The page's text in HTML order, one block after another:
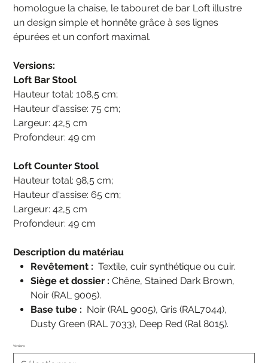
homologue la chaise, le tabouret de bar Loft illustre
un design simple et honnête grâce à ses lignes
épurées et un confort maximal.
Versions:
Loft Bar Stool
Hauteur total: 108,5 cm;
Hauteur d'assise: 75 cm;
Largeur: 42,5 cm
Profondeur: 49 cm
Loft Counter Stool
Hauteur total: 98,5 cm;
Hauteur d'assise: 65 cm;
Largeur: 42,5 cm
Profondeur: 49 cm
Description du matériau
Revêtement : Textile, cuir synthétique ou cuir.
Siège et dossier :Chêne, Stained Dark Brown,
Noir (RAL 9005).
Base tube : Noir (RAL 9005), Gris (RAL7044),
Dusty Green (RAL 7033), Deep Red (Ral 8015).
Versions